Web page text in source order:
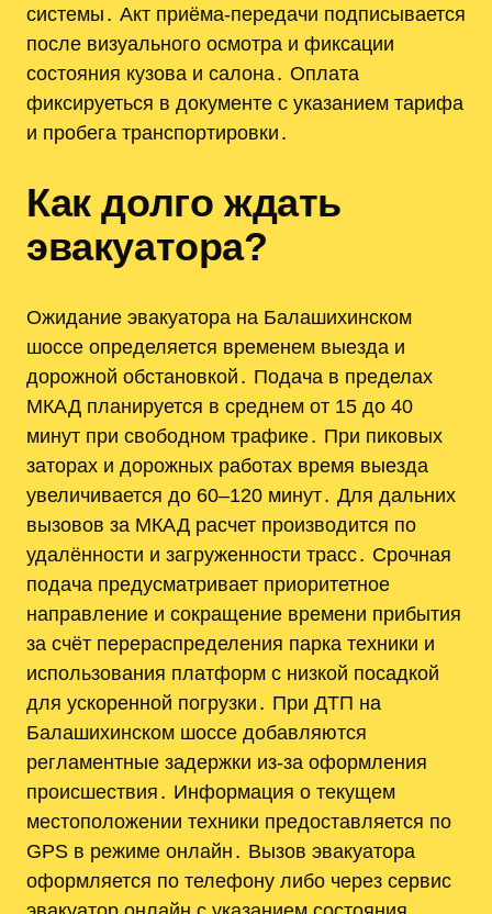
системы․ Акт приёма-передачи подписывается
после визуального осмотра и фиксации
состояния кузова и салона․ Оплата
фиксируеться в документе с указанием тарифа
и пробега транспортировки․
Как долго ждать
эвакуатора?
Ожидание эвакуатора на Балашихинском
шоссе определяется временем выезда и
дорожной обстановкой․ Подача в пределах
МКАД планируется в среднем от 15 до 40
минут при свободном трафике․ При пиковых
заторах и дорожных работах время выезда
увеличивается до 60–120 минут․ Для дальних
вызовов за МКАД расчет производится по
удалённости и загруженности трасс․ Срочная
подача предусматривает приоритетное
направление и сокращение времени прибытия
за счёт перераспределения парка техники и
использования платформ с низкой посадкой
для ускоренной погрузки․ При ДТП на
Балашихинском шоссе добавляются
регламентные задержки из‑за оформления
происшествия․ Информация о текущем
местоположении техники предоставляется по
GPS в режиме онлайн․ Вызов эвакуатора
оформляется по телефону либо через сервис